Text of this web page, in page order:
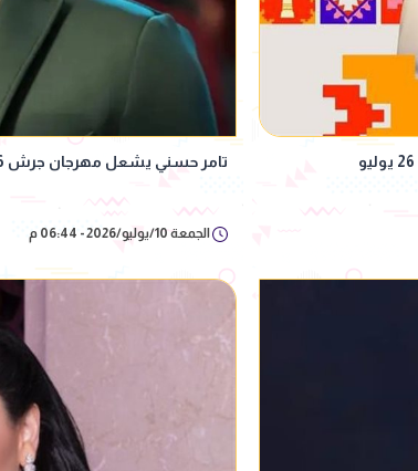
تامر حسني يشعل مهرجان جرش 2026.. يوم 2 أغسطس
الجمعة 10/يوليو/2026 - 06:44 م